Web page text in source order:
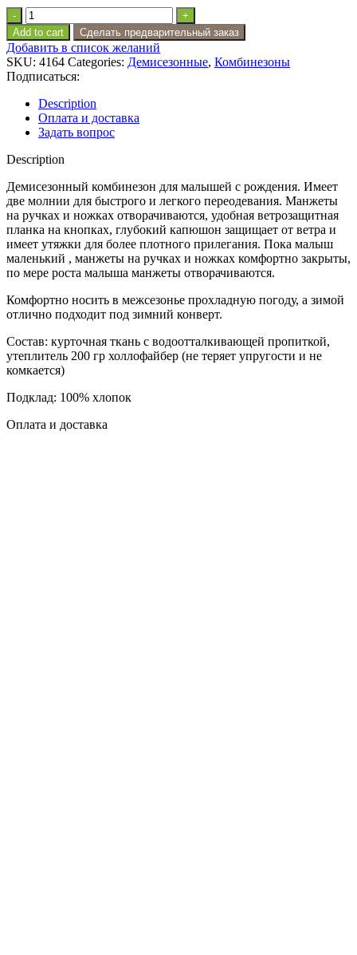
Комбинезон
демисезонный
однотонный
цвет
"Бронза"
quantity
Add to cart Сделать предварительный заказ
Добавить в список желаний
SKU: 4164 Categories: Демисезонные, Комбинезоны
Подписаться:
Description
Оплата и доставка
Задать вопрос
Description
Демисезонный комбинезон для малышей с рождения. Имеет
две молнии для быстрого и легкого переодевания. Манжеты
на ручках и ножках отворачиваются, удобная ветрозащитная
планка на кнопках, глубокий капюшон защищает от ветра и
имеет утяжки для более плотного прилегания. Пока малыш
маленький , манжеты на ручках и ножках комфортно закрыты,
по мере роста малыша манжеты отворачиваются.
Комфортно носить в межсезонье прохладную погоду, а зимой
отлично подходит под зимний конверт.
Состав: курточная ткань с водоотталкивающей пропиткой,
утеплитель 200 гр холлофайбер (не теряет упругости и не
комкается)
Подклад: 100% хлопок
Оплата и доставка